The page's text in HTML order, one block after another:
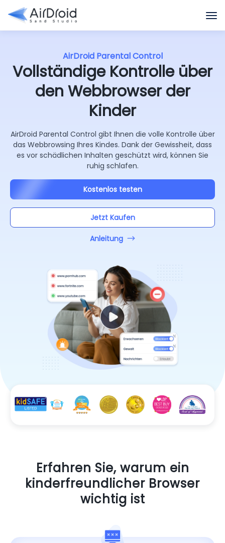
AirDroid Parental Control
Vollständige Kontrolle über
den Webbrowser der
Kinder
AirDroid Parental Control gibt Ihnen die volle Kontrolle über
das Webbrowsing Ihres Kindes. Dank der Gewissheit, dass
es vor schädlichen Inhalten geschützt wird, können Sie
ruhig schlafen.
Kostenlos testen
Jetzt Kaufen
Anleitung
Erfahren Sie, warum ein
kinderfreundlicher Browser
wichtig ist